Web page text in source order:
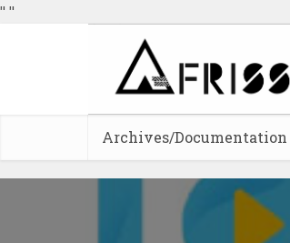
" "
Archives/Documentation